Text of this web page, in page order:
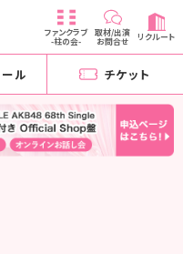
ファンクラブ
-柱の会-
取材/出演
お問合せ リクルート
ル チケット